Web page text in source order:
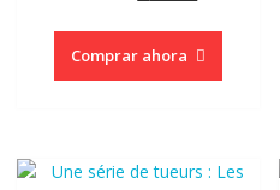
original
era:
actual
es:
Comprar ahora